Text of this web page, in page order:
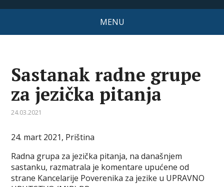
MENU
Sastanak radne grupe
za jezička pitanja
24.03.2021
24. mart 2021, Priština
Radna grupa za jezička pitanja, na današnjem
sastanku, razmatrala je komentare upućene od
strane Kancelarije Poverenika za jezike u UPRAVNO